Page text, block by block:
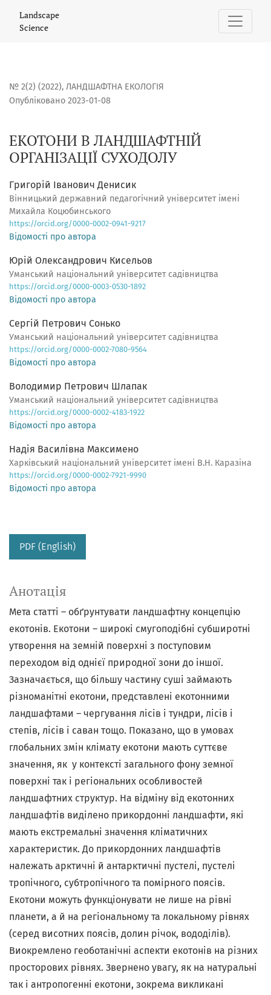
ЕКОТОНИ В ЛАНДШАФТНІЙ ОРГАНІЗАЦІЇ СУХОДОЛУ
Landscape
Science
№ 2(2) (2022), ЛАНДШАФТНА ЕКОЛОГІЯ
ЕКОТОНИ В ЛАНДШАФТНІЙ
ОРГАНІЗАЦІЇ СУХОДОЛУ
Опубліковано 2023-01-08
Григорій Іванович Денисик
Вінницький державний педагогічний університет імені
Михайла Коцюбинського
https://orcid.org/0000-0002-0941-9217
Відомості про автора
Юрій Олександрович Кисельов
Уманський національний університет садівництва
https://orcid.org/0000-0003-0530-1892
Відомості про автора
Сергій Петрович Сонько
Уманський національний університет садівництва
https://orcid.org/0000-0002-7080-9564
Відомості про автора
Володимир Петрович Шлапак
Уманський національний університет садівництва
https://orcid.org/0000-0002-4183-1922
Відомості про автора
Надія Василівна Максимено
Харківський національний університет імені В.Н. Каразіна
https://orcid.org/0000-0002-7921-9990
Відомості про автора
PDF (English)
Анотація
Мета статті – обґрунтувати ландшафтну концепцію
екотонів. Екотони – широкі смугоподібні субширотні
утворення на земній поверхні з поступовим
переходом від однієї природної зони до іншої.
Зазначається, що більшу частину суші займають
різноманітні екотони, представлені екотонними
ландшафтами – чергування лісів і тундри, лісів і
степів, лісів і саван тощо. Показано, що в умовах
глобальних змін клімату екотони мають суттєве
значення, як у контексті загального фону земної
поверхні так і регіональних особливостей
ландшафтних структур. На відміну від екотонних
ландшафтів виділено прикордонні ландшафти, які
мають екстремальні значення кліматичних
характеристик. До прикордонних ландшафтів
належать арктичні й антарктичні пустелі, пустелі
тропічного, субтропічного та помірного поясів.
Екотони можуть функціонувати не лише на рівні
планети, а й на регіональному та локальному рівнях
(серед висотних поясів, долин річок, вододілів).
Виокремлено геоботанічні аспекти екотонів на різних
просторових рівнях. Звернено увагу, як на натуральні
так і антропогенні екотони, зокрема викликані